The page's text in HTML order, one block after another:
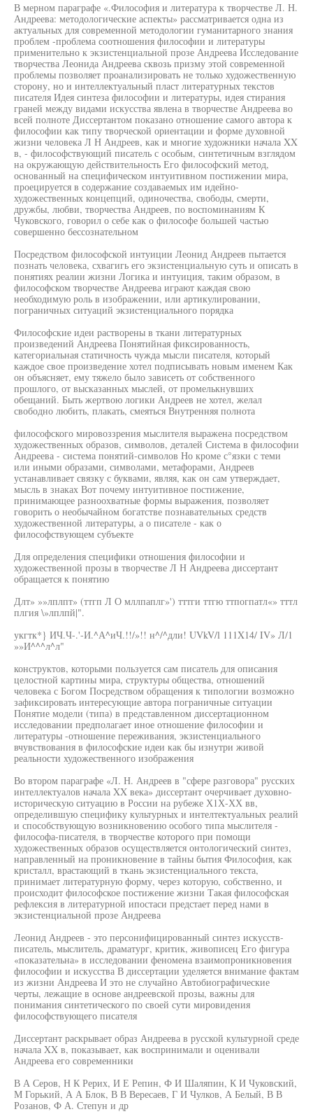
В мерном параграфе «.Философия и литература к творчестве Л. Н.
Андреева: методологические аспекты» рассматривается одна из
актуальных для современной методологии гуманитарного знания
проблем -проблема соотношения философии и литературы
применительно к экзистенциальной прозе Андреева Исследование
творчества Леонида Андреева сквозь призму этой современной
проблемы позволяет проанализировать не только художественную
сторону, но и интеллектуальный пласт литературных текстов
писателя Идея синтеза философии и литературы, идея стирания
граней между видами искусства явлена в творчестве Андреева во
всей полноте Диссертантом показано отношение самого автора к
философии как типу творческой ориентации и форме духовной
жизни человека Л Н Андреев, как и многие художники начала XX
в, - философствующий писатель с особым, синтетичным взглядом
на окружающую действительность Его философский метод,
основанный на специфическом интуитивном постижении мира,
проецируется в содержание создаваемых им идейно-
художественных концепций, одиночества, свободы, смерти,
дружбы, любви, творчества Андреев, по воспоминаниям К
Чуковского, говорил о себе как о философе большей частью
совершенно бессознательном
Посредством философской интуиции Леонид Андреев пытается
познать человека, схвагигь его экзистенциальную суть и описать в
понятиях реалии жизни Логика и интуиция, таким образом, в
философском творчестве Андреева играют каждая свою
необходимую роль в изображении, или артикулировании,
пограничных ситуаций экзистенциального порядка
Философские идеи растворены в ткани литературных
произведений Андреева Понятийная фиксированность,
категориальная статичность чужда мысли писателя, который
каждое свое произведение хотел подписывать новым именем Как
он объясняет, ему тяжело было зависеть от собственного
прошлого, от высказанных мыслей, от промелькнувших
обещаний. Быть жертвою логики Андреев не хотел, желал
свободно любить, плакать, смеяться Внутренняя полнота
философского мировоззрения мыслителя выражена посредством
художественных образов, символов, деталей Система в философии
Андреева - система понятий-символов Но кроме с°язки с теми
или иными образами, символами, метафорами, Андреев
устанавливает связку с буквами, являя, как он сам утверждает,
мысль в знаках Вот почему интуитивное постижение,
принимающее разноохватные формы выражения, позволяет
говорить о необычайном богатстве познавательных средств
художественной литературы, а о писателе - как о
философствующем субъекте
Для определения специфики отношения философии и
художественной прозы в творчестве Л Н Андреева диссертант
обращается к понятию
Длт» »»лплпт» (ттгп Л О мллпаплг»') тттги ттгю ттпогпатл«» тттл
плгия \»лплпй|".
укгтк*} ИЧ.Ч-.'-И.^А^иЧ.!!/»!! н^/^дли! UVkV/l 111X14/ IV» Л/1
»»И^^^л^л"
конструктов, которыми пользуется сам писатель для описания
целостной картины мира, структуры общества, отношений
человека с Богом Посредством обращения к типологии возможно
зафиксировать интересующие автора пограничные ситуации
Понятие модели (типа) в представленном диссертационном
исследовании предполагает иное отношение философии и
литературы -отношение переживания, экзистенциального
вчувствования в философские идеи как бы изнутри живой
реальности художественного изображения
Во втором параграфе «Л. Н. Андреев в "сфере разговора" русских
интеллектуалов начала XX века» диссертант очерчивает духовно-
историческую ситуацию в России на рубеже Х1Х-ХХ вв,
определившую специфику культурных и интелтектуальных реалий
и способствующую возникновению особого типа мыслителя -
философа-писателя, в творчестве которого при помощи
художественных образов осуществляется онтологический синтез,
направленный на проникновение в тайны бытия Философия, как
кристалл, врастающий в ткань экзистенциального текста,
принимает литературную форму, через которую, собственно, и
происходит философское постижение жизни Такая философская
рефлексия в литературной ипостаси предстает перед нами в
экзистенциальной прозе Андреева
Леонид Андреев - это персонифицированный синтез искусств-
писатель, мыслитель, драматург, критик, живописец Его фигура
«показательна» в исследовании феномена взаимопроникновения
философии и искусства В диссертации уделяется внимание фактам
из жизни Андреева И это не случайно Автобиографические
черты, лежащие в основе андреевской прозы, важны для
понимания синтетического по своей сути мировидения
философствующего писателя
Диссертант раскрывает образ Андреева в русской культурной среде
начала XX в, показывает, как воспринимали и оценивали
Андреева его современники
В А Серов, Н К Рерих, И Е Репин, Ф И Шаляпин, К И Чуковский,
М Горький, А А Блок, В В Вересаев, Г И Чулков, А Белый, В В
Розанов, Ф А. Степун и др